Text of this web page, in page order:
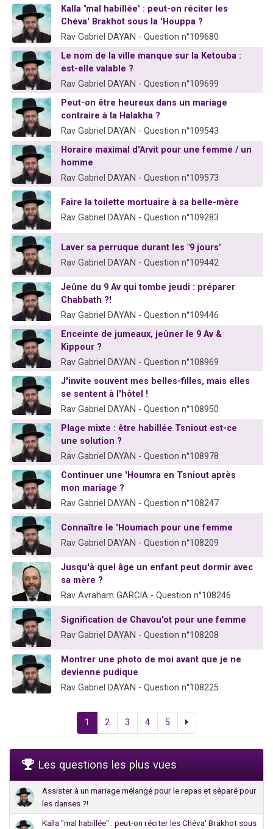
Il reste 49 places pour étudier en groupe sur Zoom
2 personnes viennent de nous rejoindre sur WhatsApp
2 nouvelles musiques dans Torah-Box Music
Kalla "mal habillée" : peut-on réciter les
Chéva' Brakhot sous la 'Houppa ?
Rav Gabriel DAYAN - Question n°109680
Le nom de la ville manque sur la Ketouba :
est-elle valable ?
Rav Gabriel DAYAN - Question n°109699
Peut-on être heureux dans un mariage
contraire à la Halakha ?
Rav Gabriel DAYAN - Question n°109543
Horaire maximal d'Arvit pour une femme / un
homme
Rav Gabriel DAYAN - Question n°109573
Faire la toilette mortuaire à sa belle-mère
Rav Gabriel DAYAN - Question n°109283
Laver sa perruque durant les "9 jours"
Rav Gabriel DAYAN - Question n°109442
Jeûne du 9 Av qui tombe jeudi : préparer
Chabbath ?!
Rav Gabriel DAYAN - Question n°109446
Enceinte de jumeaux, jeûner le 9 Av &
Kippour ?
Rav Gabriel DAYAN - Question n°108969
J'invite souvent mes belles-filles, mais elles
se sentent à l'hôtel !
Rav Gabriel DAYAN - Question n°108950
Plage mixte : être habillée Tsniout est-ce
une solution ?
Rav Gabriel DAYAN - Question n°108978
Continuer une 'Houmra en Tsniout après
mon mariage ?
Rav Gabriel DAYAN - Question n°108247
Connaître le 'Houmach pour une femme
Rav Gabriel DAYAN - Question n°108209
Jusqu'à quel âge un enfant peut dormir avec
sa mère ?
Rav Avraham GARCIA - Question n°108246
Signification de Chavou'ot pour une femme
Rav Gabriel DAYAN - Question n°108208
Montrer une photo de moi avant que je ne
devienne pudique
Rav Gabriel DAYAN - Question n°108225
1 2 3 4 5
Les questions les plus vues
Assister à un mariage mélangé pour le repas et séparé pour
les danses ?!
Kalla "mal habillée" : peut-on réciter les Chéva' Brakhot sous